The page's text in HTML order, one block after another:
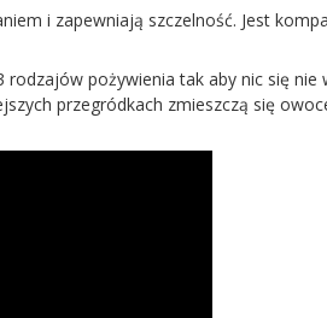
i zapewniają szczelność. Jest
pożywienia tak aby nic się nie
przegródkach zmieszczą się